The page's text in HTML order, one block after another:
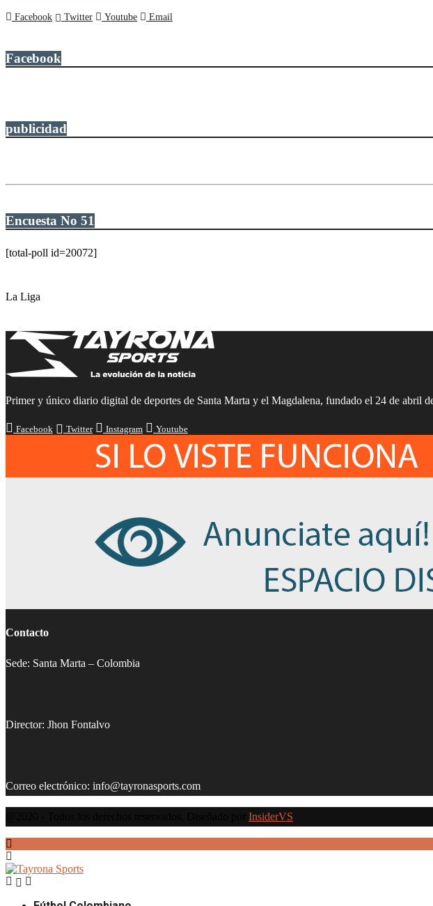
Facebook Twitter Youtube Email
Facebook
publicidad
Encuesta No 51
[total-poll id=20072]
La Liga
Primer y único diario digital de deportes de Santa Marta y el Magdalena, fundado el 24 de abril
Facebook Twitter Instagram Youtube
Contacto
Sede: Santa Marta – Colombia
Director: Jhon Fontalvo
Correo electrónico: info@tayronasports.com
InsiderVS